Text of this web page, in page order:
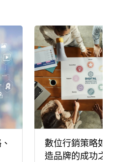
數位行銷策略如
造品牌的成功之